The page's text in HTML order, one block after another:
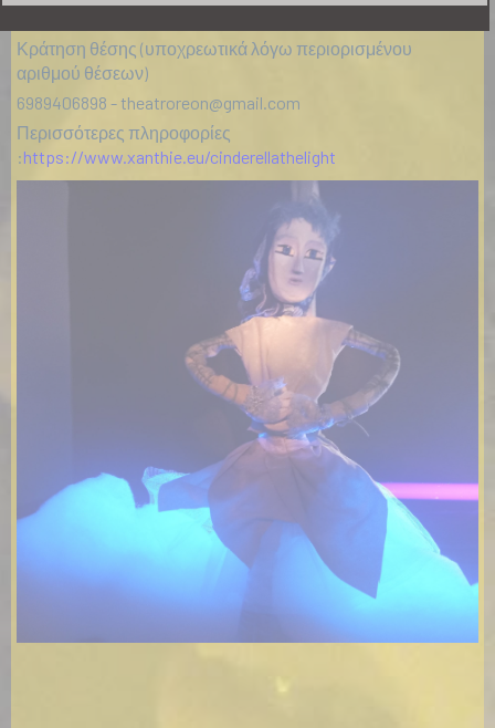
Κράτηση θέσης (υποχρεωτικά λόγω περιορισμένου
αριθμού θέσεων)
6989406898 - theatroreon@gmail.com
Περισσότερες πληροφορίες
:https://www.xanthie.eu/cinderellathelight